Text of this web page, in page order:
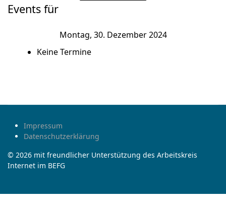
Events für
Montag, 30. Dezember 2024
Keine Termine
Impressum
Datenschutzerklärung
© 2026 mit freundlicher Unterstützung des Arbeitskreis
Internet im BEFG